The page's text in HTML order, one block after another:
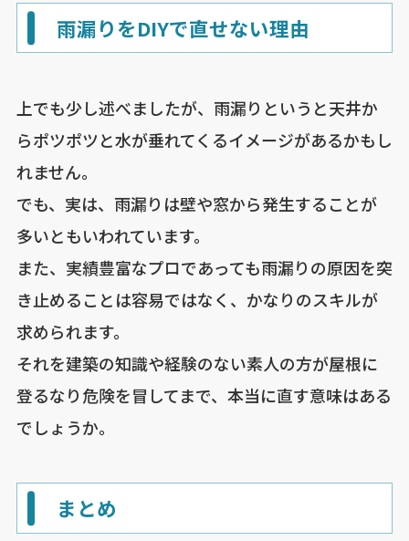
雨漏りをDIYで直せない理由
上でも少し述べましたが、雨漏りというと天井か
らポツポツと水が垂れてくるイメージがあるかもし
れません。
でも、実は、雨漏りは壁や窓から発生することが
多いともいわれています。
また、実績豊富なプロであっても雨漏りの原因を突
き止めることは容易ではなく、かなりのスキルが
求められます。
それを建築の知識や経験のない素人の方が屋根に
登るなり危険を冒してまで、本当に直す意味はある
でしょうか。
まとめ